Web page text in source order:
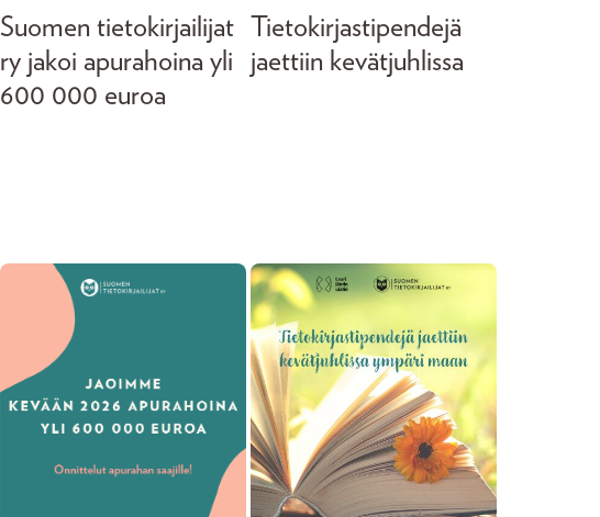
Suomen tietokirjailijat
ry jakoi apurahoina yli
600 000 euroa
Tietokirjastipendejä
jaettiin kevätjuhlissa